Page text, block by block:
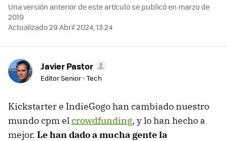
Una versión anterior de este artículo se publicó en marzo de
2019
Actualizado 29 Abril 2024, 13:24
Javier Pastor
Editor Senior - Tech
Kickstarter e IndieGogo han cambiado nuestro
mundo cpm elcrowdfunding, y lo han hecho a
mejor. Le han dado a mucha gente la